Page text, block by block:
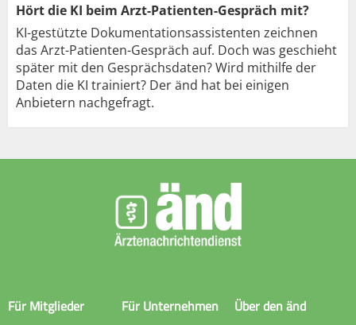
Hört die KI beim Arzt-Patienten-Gespräch mit?
KI-gestützte Dokumentationsassistenten zeichnen
das Arzt-Patienten-Gespräch auf. Doch was geschieht
später mit den Gesprächsdaten? Wird mithilfe der
Daten die KI trainiert? Der änd hat bei einigen
Anbietern nachgefragt.
Für Mitglieder
Für Unternehmen
Über den änd